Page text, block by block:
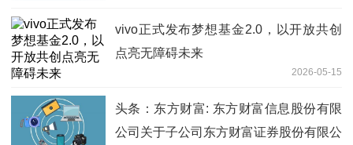
vivo正式发布梦想基金2.0，以开放共创
点亮无障碍未来
2026-05-15
头条：东方财富: 东方财富信息股份有限
公司关于子公司东方财富证券股份有限公